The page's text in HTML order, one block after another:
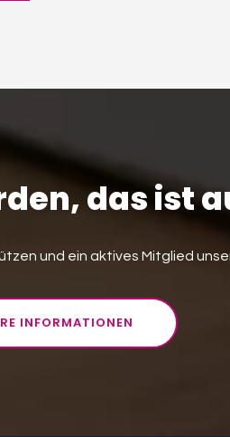
das ist
und ein aktives Mitglied
INFORMATIONEN